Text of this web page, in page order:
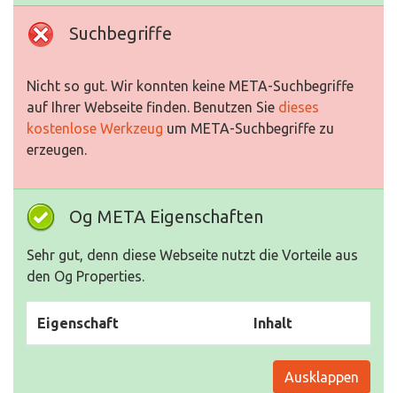
Suchbegriffe
Nicht so gut. Wir konnten keine META-Suchbegriffe
auf Ihrer Webseite finden. Benutzen Sie dieses
kostenlose Werkzeug um META-Suchbegriffe zu
erzeugen.
Og META Eigenschaften
Sehr gut, denn diese Webseite nutzt die Vorteile aus
den Og Properties.
Eigenschaft Inhalt
Ausklappen